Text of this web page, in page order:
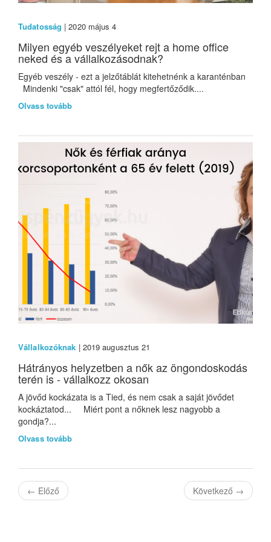
Tudatosság | 2020 május 4
Milyen egyéb veszélyeket rejt a home office
neked és a vállalkozásodnak?
Egyéb veszély - ezt a jelzőtáblát kitehetnénk a karanténban
Mindenki "csak" attól fél, hogy megfertőződik....
Olvass tovább
Vállalkozóknak | 2019 augusztus 21
Hátrányos helyzetben a nők az öngondoskodás
terén is - vállalkozz okosan
A jövőd kockázata is a Tied, és nem csak a saját jövődet
kockáztatod... Miért pont a nőknek lesz nagyobb a
gondja?...
Olvass tovább
← Előző Következő →